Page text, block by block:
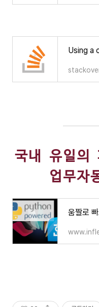
국내 유일의
업무자